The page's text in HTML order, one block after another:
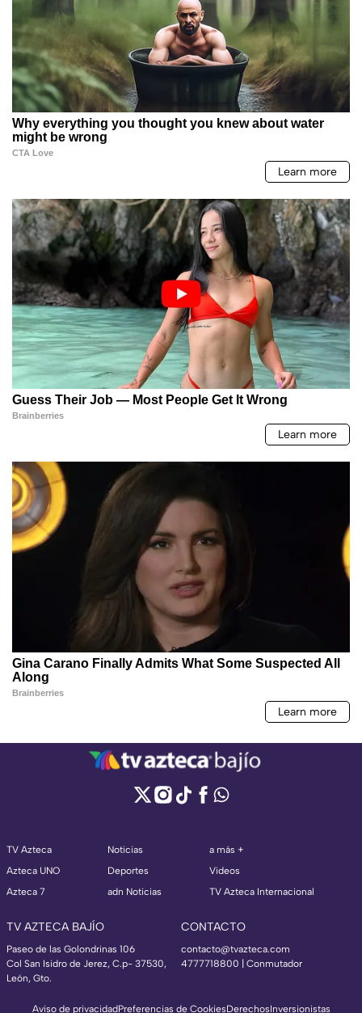
TV Azteca
Azteca UNO
Azteca 7
Noticias
Deportes
adn Noticias
a más +
Videos
TV Azteca Internacional
TV AZTECA BAJÍO
Paseo de las Golondrinas 106
Col San Isidro de Jerez, C.p- 37530,
León, Gto.
CONTACTO
contacto@tvazteca.com
4777718800 | Conmutador
Aviso de privacidadPreferencias de CookiesDerechosInversionistas